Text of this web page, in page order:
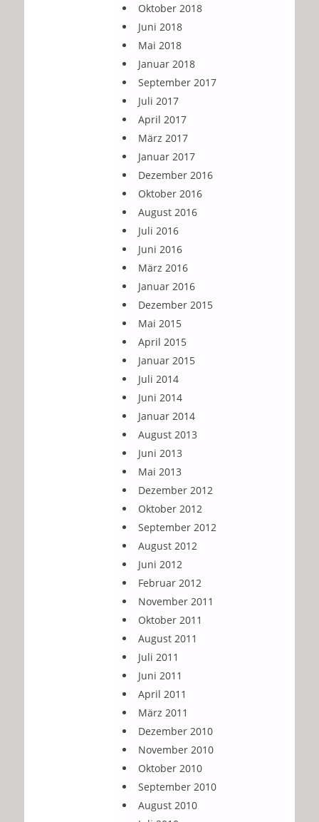
Oktober 2018
Juni 2018
Mai 2018
Januar 2018
September 2017
Juli 2017
April 2017
März 2017
Januar 2017
Dezember 2016
Oktober 2016
August 2016
Juli 2016
Juni 2016
März 2016
Januar 2016
Dezember 2015
Mai 2015
April 2015
Januar 2015
Juli 2014
Juni 2014
Januar 2014
August 2013
Juni 2013
Mai 2013
Dezember 2012
Oktober 2012
September 2012
August 2012
Juni 2012
Februar 2012
November 2011
Oktober 2011
August 2011
Juli 2011
Juni 2011
April 2011
März 2011
Dezember 2010
November 2010
Oktober 2010
September 2010
August 2010